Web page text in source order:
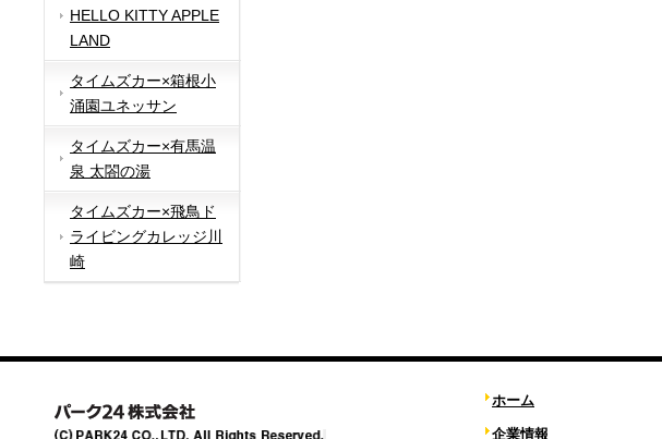
HELLO KITTY APPLE
LAND
タイムズカー×箱根小
涌園ユネッサン
タイムズカー×有馬温
泉 太閤の湯
タイムズカー×飛鳥ド
ライビングカレッジ川
崎
ホーム
企業情報